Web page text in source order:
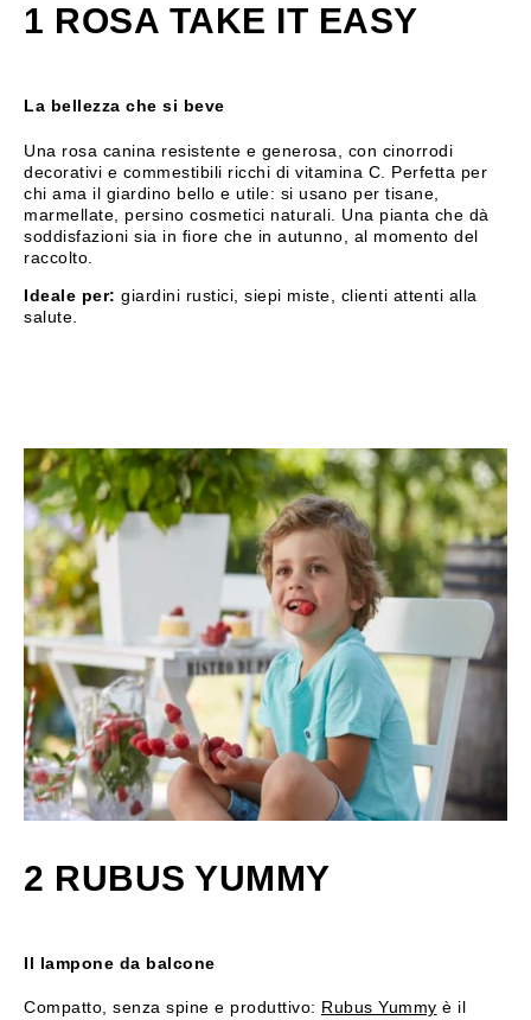
1 ROSA TAKE IT EASY
La bellezza che si beve
Una rosa canina resistente e generosa, con cinorrodi
decorativi e commestibili ricchi di vitamina C. Perfetta per
chi ama il giardino bello e utile: si usano per tisane,
marmellate, persino cosmetici naturali. Una pianta che dà
soddisfazioni sia in fiore che in autunno, al momento del
raccolto.
Ideale per: giardini rustici, siepi miste, clienti attenti alla
salute.
2 RUBUS YUMMY
Il lampone da balcone
Compatto, senza spine e produttivo: Rubus Yummy è il